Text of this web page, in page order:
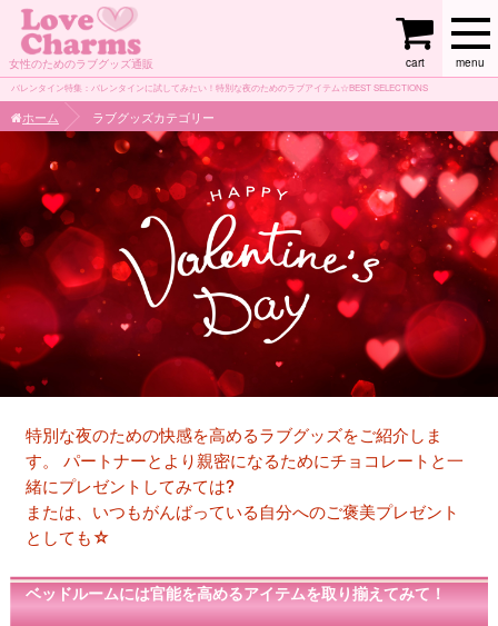
女性のためのラブグッズ通販 menu
cart
バレンタイン特集：バレンタインに試してみたい！特別な夜のためのラブアイテム☆BEST SELECTIONS
ホーム ラブグッズカテゴリー
特別な夜のための快感を高めるラブグッズをご紹介しま
す。 パートナーとより親密になるためにチョコレートと一
緒にプレゼントしてみては?
または、いつもがんばっている自分へのご褒美プレゼント
としても☆
ベッドルームには官能を高めるアイテムを取り揃えてみて！